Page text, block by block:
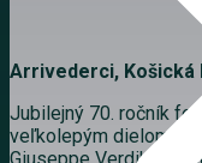
Arrivederci, Košická
Jubilejný 70. ročník
veľkolepým dielom
Giuseppe Verdiho.